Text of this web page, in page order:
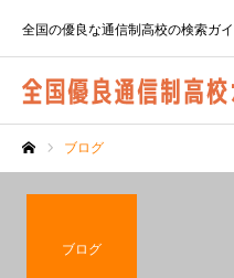
全国の優良な通信制高校の検索ガ
ブログ
ブログ